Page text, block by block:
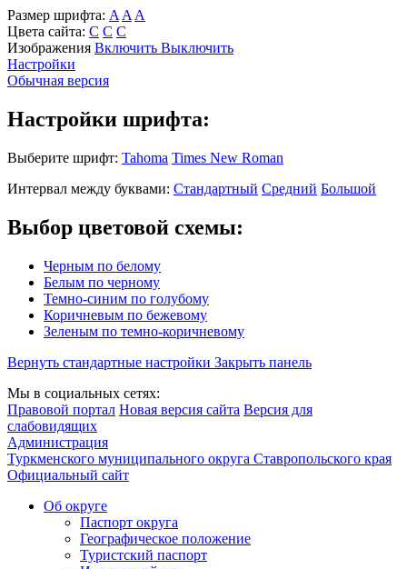
Размер шрифта: A A A
Цвета сайта: С С С
Изображения Включить Выключить
Настройки
Обычная версия
Настройки шрифта:
Выберите шрифт: Tahoma Times New Roman
Интервал между буквами: Стандартный Средний Большой
Выбор цветовой схемы:
Черным по белому
Белым по черному
Темно-синим по голубому
Коричневым по бежевому
Зеленым по темно-коричневому
Вернуть стандартные настройки Закрыть панель
Мы в социальных сетях:
Правовой портал Новая версия сайта Версия для
слабовидящих
Администрация
Туркменского муниципального округа Ставропольского края
Официальный сайт
Об округе
Паспорт округа
Географическое положение
Туристский паспорт